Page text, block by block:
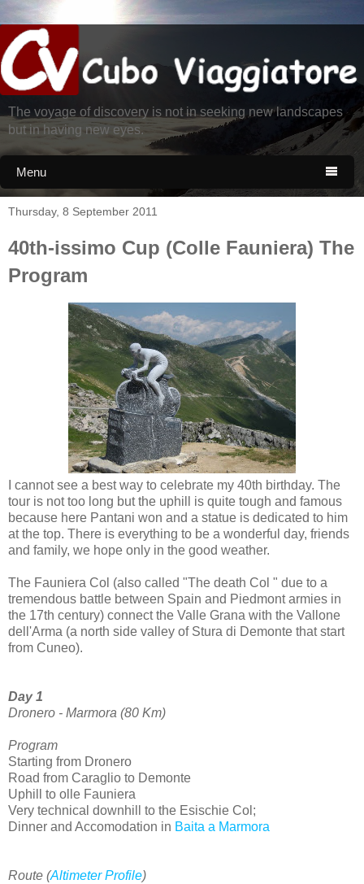
The voyage of discovery is not in seeking new landscapes
but in having new eyes.
Menu 
Thursday, 8 September 2011
40th-issimo Cup (Colle Fauniera) The
Program
I cannot see a best way to celebrate my 40th birthday. The
tour is not too long but the uphill is quite tough and famous
because here Pantani won and a statue is dedicated to him
at the top. There is everything to be a wonderful day, friends
and family, we hope only in the good weather.
The Fauniera Col (also called "The death Col " due to a
tremendous battle between Spain and Piedmont armies in
the 17th century) connect the Valle Grana with the Vallone
dell'Arma (a north side valley of Stura di Demonte that start
from Cuneo).
Day 1
Dronero - Marmora (80 Km)
Program
Starting from Dronero
Road from Caraglio to Demonte
Uphill to olle Fauniera
Very technical downhill to the Esischie Col;
Dinner and Accomodation in Baita a Marmora
Route (Altimeter Profile)